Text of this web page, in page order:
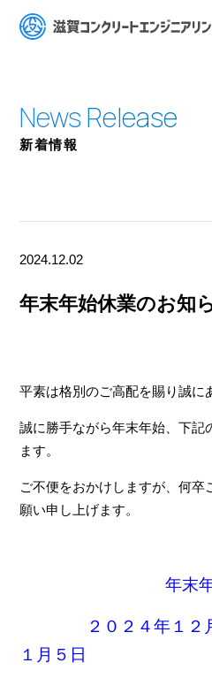
新着情報
2024.12.02
年末年始休業のお知
平素は格別のご高配を賜り誠に
誠に勝手ながら年末年始、下記
ます。
ご不便をおかけしますが、何卒
願い申し上げます。
年末
２０２４年１
１月５日